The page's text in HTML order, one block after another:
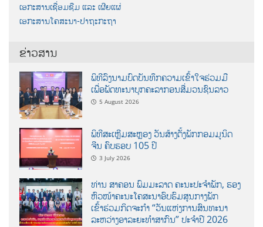
ເອກະສານເຊື່ອມຊືມ ແລະ ເຜີຍແຜ່
ເອກະສານໂຄສະນາ-ປາຖະກະຖາ
ຂ່າວສານ
ພິທີລົງນາມບົດບັນທຶກຄວາມເຂົ້າໃຈຮ່ວມມື
ເພື່ອພັດທະນາບຸກຄະລາກອນສື່ມວນຊົນລາວ
5 August 2026
ພິທີສະເຫຼີມສະຫຼອງ ວັນສ້າງຕັ້ງພັກກອມມູນິດ
ຈີນ ຄົບຮອບ 105 ປີ
3 July 2026
ທ່ານ ສາຄອນ ພົມມະລາດ ຄະນະປະຈໍາພັກ, ຮອງ
ຫົວໜ້າຄະນະໂຄສະນາອົບຮົມສູນກາງພັກ
ເຂົ້າຮ່ວມກິດຈະກຳ “ວັນແຫ່ງການສົນທະນາ
ລະຫວ່າງອາລະຍະທຳສາກົນ” ປະຈຳປີ 2026